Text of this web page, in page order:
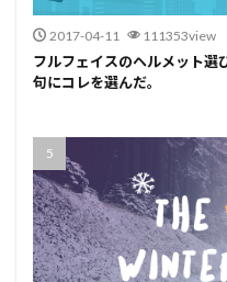
2017-04-11 111353view
フルフェイスのヘルメット選
句にコレを選んだ。